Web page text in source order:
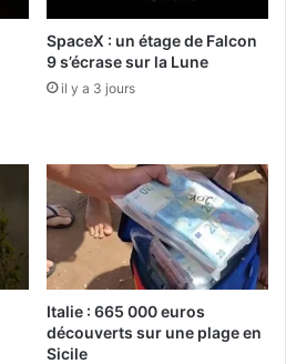
SpaceX : un étage de Falcon
9 s’écrase sur la Lune
il y a 3 jours
Italie : 665 000 euros
découverts sur une plage en
Sicile